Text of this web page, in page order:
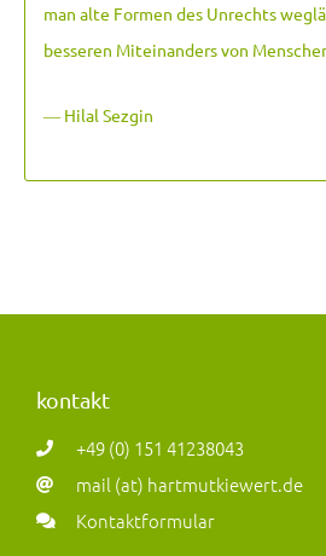
man alte Formen des Unrechts
besseren Miteinanders von
― Hilal Sezgin
kontakt
+49 (0) 151 41238043
mail (at) hartmutkiewert.de
Kontaktformular